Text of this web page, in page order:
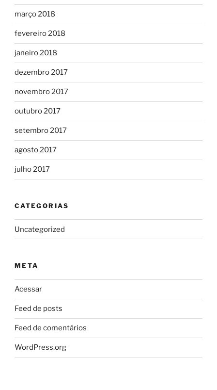
março 2018
fevereiro 2018
janeiro 2018
dezembro 2017
novembro 2017
outubro 2017
setembro 2017
agosto 2017
julho 2017
CATEGORIAS
Uncategorized
META
Acessar
Feed de posts
Feed de comentários
WordPress.org